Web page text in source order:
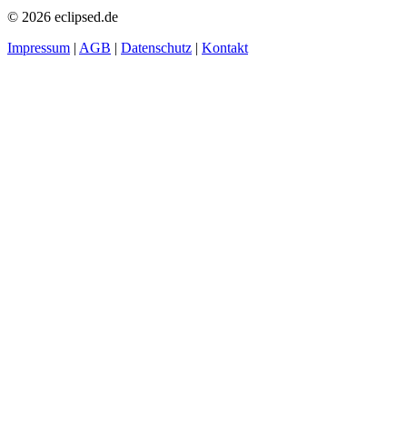
© 2026 eclipsed.de
Impressum | AGB | Datenschutz | Kontakt